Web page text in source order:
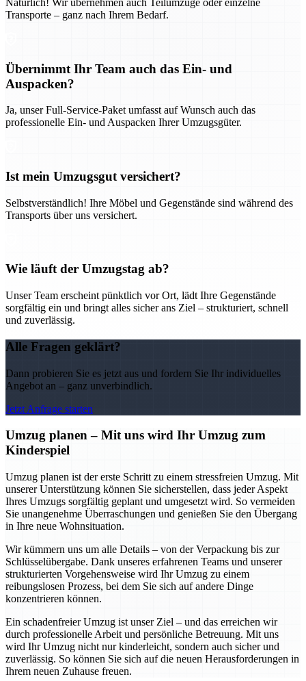
Transporte – ganz nach Ihrem Bedarf.
Übernimmt Ihr Team auch das Ein- und
Auspacken?
Ja, unser Full-Service-Paket umfasst auf Wunsch auch das
professionelle Ein- und Auspacken Ihrer Umzugsgüter.
Ist mein Umzugsgut versichert?
Selbstverständlich! Ihre Möbel und Gegenstände sind während des
Transports über uns versichert.
Wie läuft der Umzugstag ab?
Unser Team erscheint pünktlich vor Ort, lädt Ihre Gegenstände
sorgfältig ein und bringt alles sicher ans Ziel – strukturiert, schnell
und zuverlässig.
Alle Fragen geklärt?
Dann probieren Sie es jetzt aus und fordern Sie Ihr individuelles
Angebot an – ganz unverbindlich.
Jetzt Anfrage starten
Umzug planen – Mit uns wird Ihr Umzug zum
Kinderspiel
Umzug planen ist der erste Schritt zu einem stressfreien Umzug. Mit
unserer Unterstützung können Sie sicherstellen, dass jeder Aspekt
Ihres Umzugs sorgfältig geplant und umgesetzt wird. So vermeiden
Sie unangenehme Überraschungen und genießen Sie den Übergang
in Ihre neue Wohnsituation.
Wir kümmern uns um alle Details – von der Verpackung bis zur
Schlüsselübergabe. Dank unseres erfahrenen Teams und unserer
strukturierten Vorgehensweise wird Ihr Umzug zu einem
reibungslosen Prozess, bei dem Sie sich auf andere Dinge
konzentrieren können.
Ein schadenfreier Umzug ist unser Ziel – und das erreichen wir
durch professionelle Arbeit und persönliche Betreuung. Mit uns
wird Ihr Umzug nicht nur kinderleicht, sondern auch sicher und
zuverlässig. So können Sie sich auf die neuen Herausforderungen in
Ihrem neuen Zuhause freuen.